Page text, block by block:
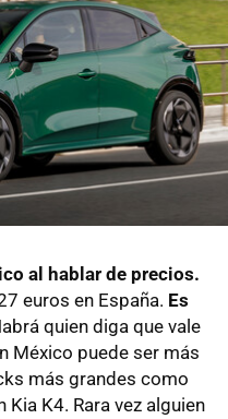
al hablar de precios.
euros en España. Es
quien diga que vale
México puede ser más
más grandes como
Kia K4. Rara vez alguien